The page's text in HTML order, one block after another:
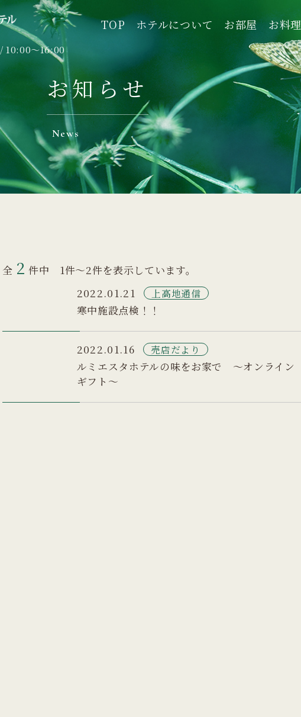
/ 10:00～16:00
TOP ホテルについて お部屋 お料理
TOP ホテルについて お部屋 お料理
お知らせ
News
全 2 件中 1件～2件を表示しています。
2022.01.21
上高地通信
寒中施設点検！！
2022.01.16 売店だより
ルミエスタホテルの味をお家で ～オンライン
ギフト～